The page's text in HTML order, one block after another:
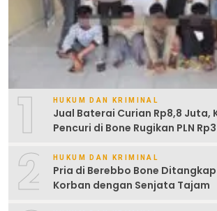
1 HUKUM DAN KRIMINAL
Jual Baterai Curian Rp8,8 Juta,
Pencuri di Bone Rugikan PLN
2 HUKUM DAN KRIMINAL
Pria di Berebbo Bone
Korban dengan Senjata Tajam